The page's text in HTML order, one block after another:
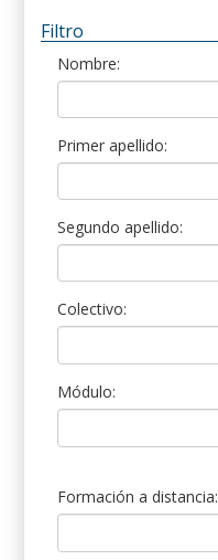
Filtro
Nombre:
Primer apellido:
Segundo apellido:
Colectivo:
Módulo:
Formación a distancia: